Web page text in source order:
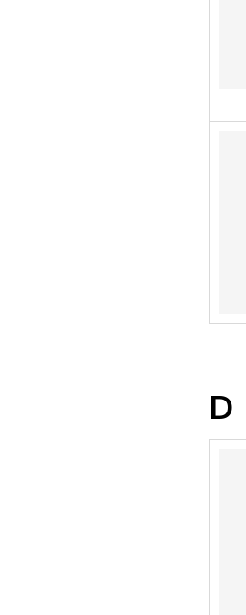
D